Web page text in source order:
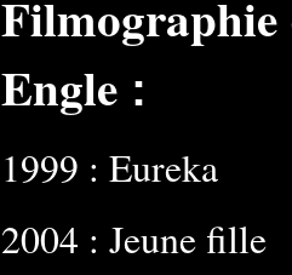
Filmographie
Engle :
1999 : Eureka
2004 : Jeune fille